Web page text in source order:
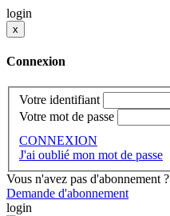
login
x
Connexion
Votre identifiant
Votre mot de passe
CONNEXION
J'ai oublié mon mot de passe
Vous n'avez pas d'abonnement ?
Demande d'abonnement
login